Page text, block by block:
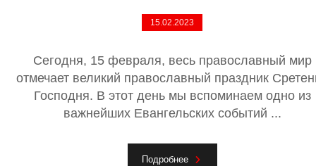
15.02.2023
Сегодня, 15 февраля, весь православный мир
отмечает великий православный праздник
Господня. В этот день мы вспоминаем одно из
важнейших Евангельских событий ...
Подробнее